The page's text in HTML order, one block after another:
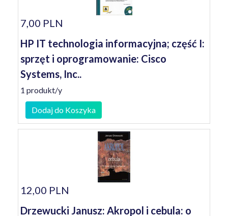
7,00 PLN
HP IT technologia informacyjna; część I:
sprzęt i oprogramowanie: Cisco
Systems, Inc..
1 produkt/y
Dodaj do Koszyka
12,00 PLN
Drzewucki Janusz: Akropol i cebula: o